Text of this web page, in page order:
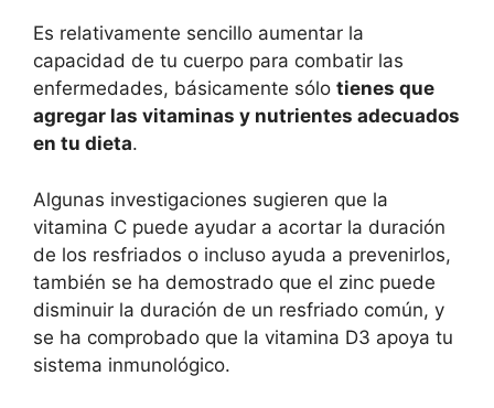
Es relativamente sencillo aumentar la
capacidad de tu cuerpo para combatir las
enfermedades, básicamente sólo tienes que
agregar las vitaminas y nutrientes adecuados
en tu dieta.
Algunas investigaciones sugieren que la
vitamina C puede ayudar a acortar la duración
de los resfriados o incluso ayuda a prevenirlos,
también se ha demostrado que el zinc puede
disminuir la duración de un resfriado común, y
se ha comprobado que la vitamina D3 apoya tu
sistema inmunológico.